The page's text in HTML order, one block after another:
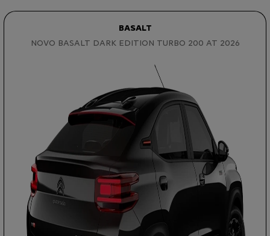
BASALT
NOVO BASALT DARK EDITION TURBO 200 AT 2026